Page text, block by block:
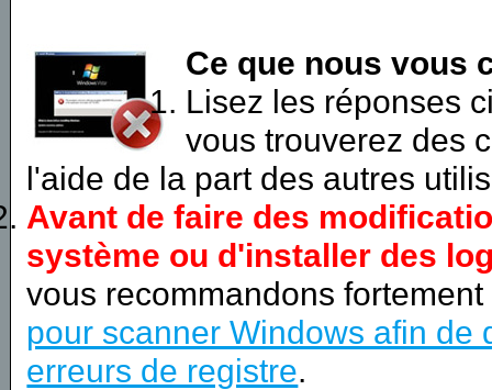
Ce que nous vous
Lisez les réponses
vous trouverez des
l'aide de la part des autres
Avant de faire des
système ou d'installer des
vous recommandons
pour scanner Windows afin de
erreurs de registre.